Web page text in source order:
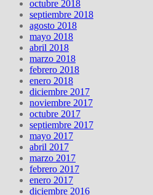
octubre 2018
septiembre 2018
agosto 2018
mayo 2018
abril 2018
marzo 2018
febrero 2018
enero 2018
diciembre 2017
noviembre 2017
octubre 2017
septiembre 2017
mayo 2017
abril 2017
marzo 2017
febrero 2017
enero 2017
diciembre 2016